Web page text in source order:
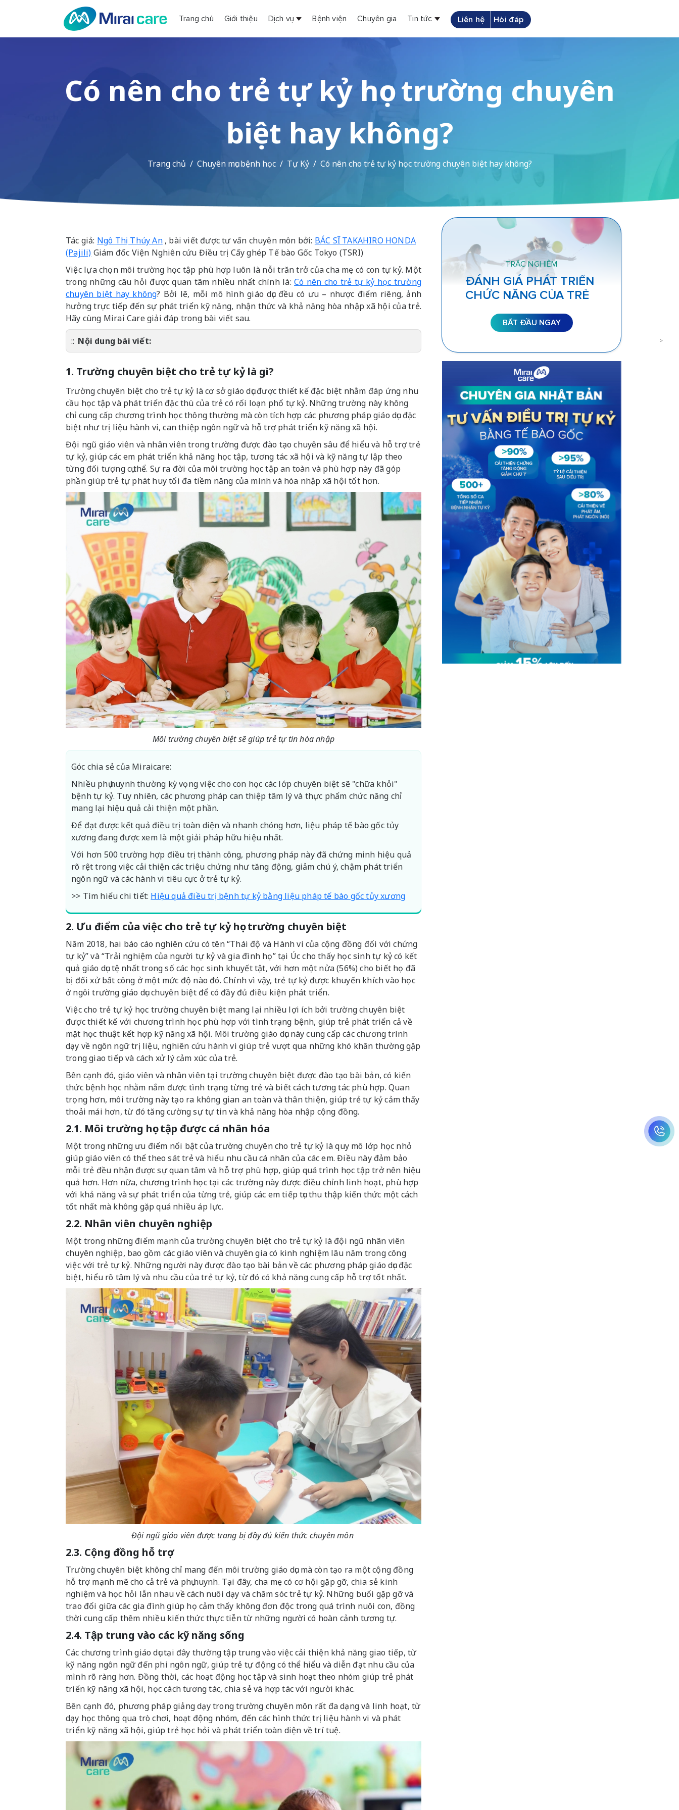
Trang chủ Giới thiệu Dịch vụ Bệnh viện Chuyên gia Tin tức Liên hệ Hỏi đáp
Có nên cho trẻ tự kỷ học trường chuyên
biệt hay không?
Trang chủ Chuyên mục bệnh học Tự Kỷ Có nên cho trẻ tự kỷ học trường chuyên biệt hay không?
Tác giả: Ngô Thị Thúy An, bài viết được tư vấn chuyên môn bởi: BÁC SĨ TAKAHIRO HONDA
(Pajili) Giám đốc Viện Nghiên cứu Điều trị Cấy ghép Tế bào Gốc Tokyo (TSRI)
Việc lựa chọn môi trường học tập phù hợp luôn là nỗi trăn trở của cha mẹ có con tự kỷ. Một
trong những câu hỏi được quan tâm nhiều nhất chính là:Có nên cho trẻ tự kỷ học trường
chuyên biệt hay không? Bởi lẽ, mỗi mô hình giáo dục đều có ưu – nhược điểm riêng, ảnh
hưởng trực tiếp đến sự phát triển kỹ năng, nhận thức và khả năng hòa nhập xã hội của trẻ.
Hãy cùng Mirai Care giải đáp trong bài viết sau.
Nội dung bài viết:
1. Trường chuyên biệt cho trẻ tự kỷ là gì?
Trường chuyên biệt cho trẻ tự kỷ là cơ sở giáo dục được thiết kế đặc biệt nhằm đáp ứng nhu
cầu học tập và phát triển đặc thù của trẻ có rối loạn phổ tự kỷ. Những trường này không
chỉ cung cấp chương trình học thông thường mà còn tích hợp các phương pháp giáo dục đặc
biệt như trị liệu hành vi, can thiệp ngôn ngữ và hỗ trợ phát triển kỹ năng xã hội.
Đội ngũ giáo viên và nhân viên trong trường được đào tạo chuyên sâu để hiểu và hỗ trợ trẻ
tự kỷ, giúp các em phát triển khả năng học tập, tương tác xã hội và kỹ năng tự lập theo
từng đối tượng cụ thể. Sự ra đời của môi trường học tập an toàn và phù hợp này đã góp
phần giúp trẻ tự phát huy tối đa tiềm năng của mình và hòa nhập xã hội tốt hơn.
Môi trường chuyên biệt sẽ giúp trẻ tự tin hòa nhập
Góc chia sẻ của Miraicare:
Nhiều phụ huynh thường kỳ vọng việc cho con học các lớp chuyên biệt sẽ "chữa khỏi"
bệnh tự kỷ. Tuy nhiên, các phương pháp can thiệp tâm lý và thực phẩm chức năng chỉ
mang lại hiệu quả cải thiện một phần.
Để đạt được kết quả điều trị toàn diện và nhanh chóng hơn, liệu pháp tế bào gốc tủy
xương đang được xem là một giải pháp hữu hiệu nhất.
Với hơn 500 trường hợp điều trị thành công, phương pháp này đã chứng minh hiệu quả
rõ rệt trong việc cải thiện các triệu chứng như tăng động, giảm chú ý, chậm phát triển
ngôn ngữ và các hành vi tiêu cực ở trẻ tự kỷ.
>> Tìm hiểu chi tiết: Hiệu quả điều trị bệnh tự kỷ bằng liệu pháp tế bào gốc tủy xương
2. Ưu điểm của việc cho trẻ tự kỷ học trường chuyên biệt
Năm 2018, hai báo cáo nghiên cứu có tên “Thái độ và Hành vi của cộng đồng đối với chứng
tự kỷ” và “Trải nghiệm của người tự kỷ và gia đình họ” tại Úc cho thấy học sinh tự kỷ có kết
quả giáo dục tệ nhất trong số các học sinh khuyết tật, với hơn một nửa (56%) cho biết họ đã
bị đối xử bất công ở một mức độ nào đó. Chính vì vậy, trẻ tự kỷ được khuyến khích vào học
ở ngôi trường giáo dục chuyên biệt để có đầy đủ điều kiện phát triển.
Việc cho trẻ tự kỷ học trường chuyên biệt mang lại nhiều lợi ích bởi trường chuyên biệt
được thiết kế với chương trình học phù hợp với tình trạng bệnh, giúp trẻ phát triển cả về
mặt học thuật kết hợp kỹ năng xã hội. Môi trường giáo dục này cung cấp các chương trình
dạy về ngôn ngữ trị liệu, nghiên cứu hành vi giúp trẻ vượt qua những khó khăn thường gặp
trong giao tiếp và cách xử lý cảm xúc của trẻ.
Bên cạnh đó, giáo viên và nhân viên tại trường chuyên biệt được đào tạo bài bản, có kiến
thức bệnh học nhằm nắm được tình trạng từng trẻ và biết cách tương tác phù hợp. Quan
trọng hơn, môi trường này tạo ra không gian an toàn và thân thiện, giúp trẻ tự kỷ cảm thấy
thoải mái hơn, từ đó tăng cường sự tự tin và khả năng hòa nhập cộng đồng.
2.1. Môi trường học tập được cá nhân hóa
Một trong những ưu điểm nổi bật của trường chuyên cho trẻ tự kỷ là quy mô lớp học nhỏ
giúp giáo viên có thể theo sát trẻ và hiểu nhu cầu cá nhân của các em. Điều này đảm bảo
mỗi trẻ đều nhận được sự quan tâm và hỗ trợ phù hợp, giúp quá trình học tập trở nên hiệu
quả hơn. Hơn nữa, chương trình học tại các trường này được điều chỉnh linh hoạt, phù hợp
với khả năng và sự phát triển của từng trẻ, giúp các em tiếp tục thu thập kiến ​​thức một cách
tốt nhất mà không gặp quá nhiều áp lực.
2.2. Nhân viên chuyên nghiệp
Một trong những điểm mạnh của trường chuyên biệt cho trẻ tự kỷ là đội ngũ nhân viên
chuyên nghiệp, bao gồm các giáo viên và chuyên gia có kinh nghiệm lâu năm trong công
việc với trẻ tự kỷ. Những người này được đào tạo bài bản về các phương pháp giáo dục đặc
biệt, hiểu rõ tâm lý và nhu cầu của trẻ tự kỷ, từ đó có khả năng cung cấp hỗ trợ tốt nhất.
Đội ngũ giáo viên được trang bị đầy đủ kiến thức chuyên môn
2.3. Cộng đồng hỗ trợ
Trường chuyên biệt không chỉ mang đến môi trường giáo dục mà còn tạo ra một cộng đồng
hỗ trợ mạnh mẽ cho cả trẻ và phụ huynh. Tại đây, cha mẹ có cơ hội gặp gỡ, chia sẻ kinh
nghiệm và học hỏi lẫn nhau về cách nuôi dạy và chăm sóc trẻ tự kỷ. Những buổi gặp gỡ và
trao đổi giữa các gia đình giúp họ cảm thấy không đơn độc trong quá trình nuôi con, đồng
thời cung cấp thêm nhiều kiến ​​thức thực tiễn từ những người có hoàn cảnh tương tự.
2.4. Tập trung vào các kỹ năng sống
Các chương trình giáo dục tại đây thường tập trung vào việc cải thiện khả năng giao tiếp, từ
kỹ năng ngôn ngữ đến phi ngôn ngữ, giúp trẻ tự động có thể hiểu và diễn đạt nhu cầu của
mình rõ ràng hơn. Đồng thời, các hoạt động học tập và sinh hoạt theo nhóm giúp trẻ phát
triển kỹ năng xã hội, học cách tương tác, chia sẻ và hợp tác với người khác.
Bên cạnh đó, phương pháp giảng dạy trong trường chuyên môn rất đa dạng và linh hoạt, từ
dạy học thông qua trò chơi, hoạt động nhóm, đến các hình thức trị liệu hành vi và phát
triển kỹ năng xã hội, giúp trẻ học hỏi và phát triển toàn diện về trí tuệ.
TRẮC NGHIỆM
ĐÁNH GIÁ PHÁT TRIỂN
CHỨC NĂNG CỦA TRẺ
BẮT ĐẦU NGAY